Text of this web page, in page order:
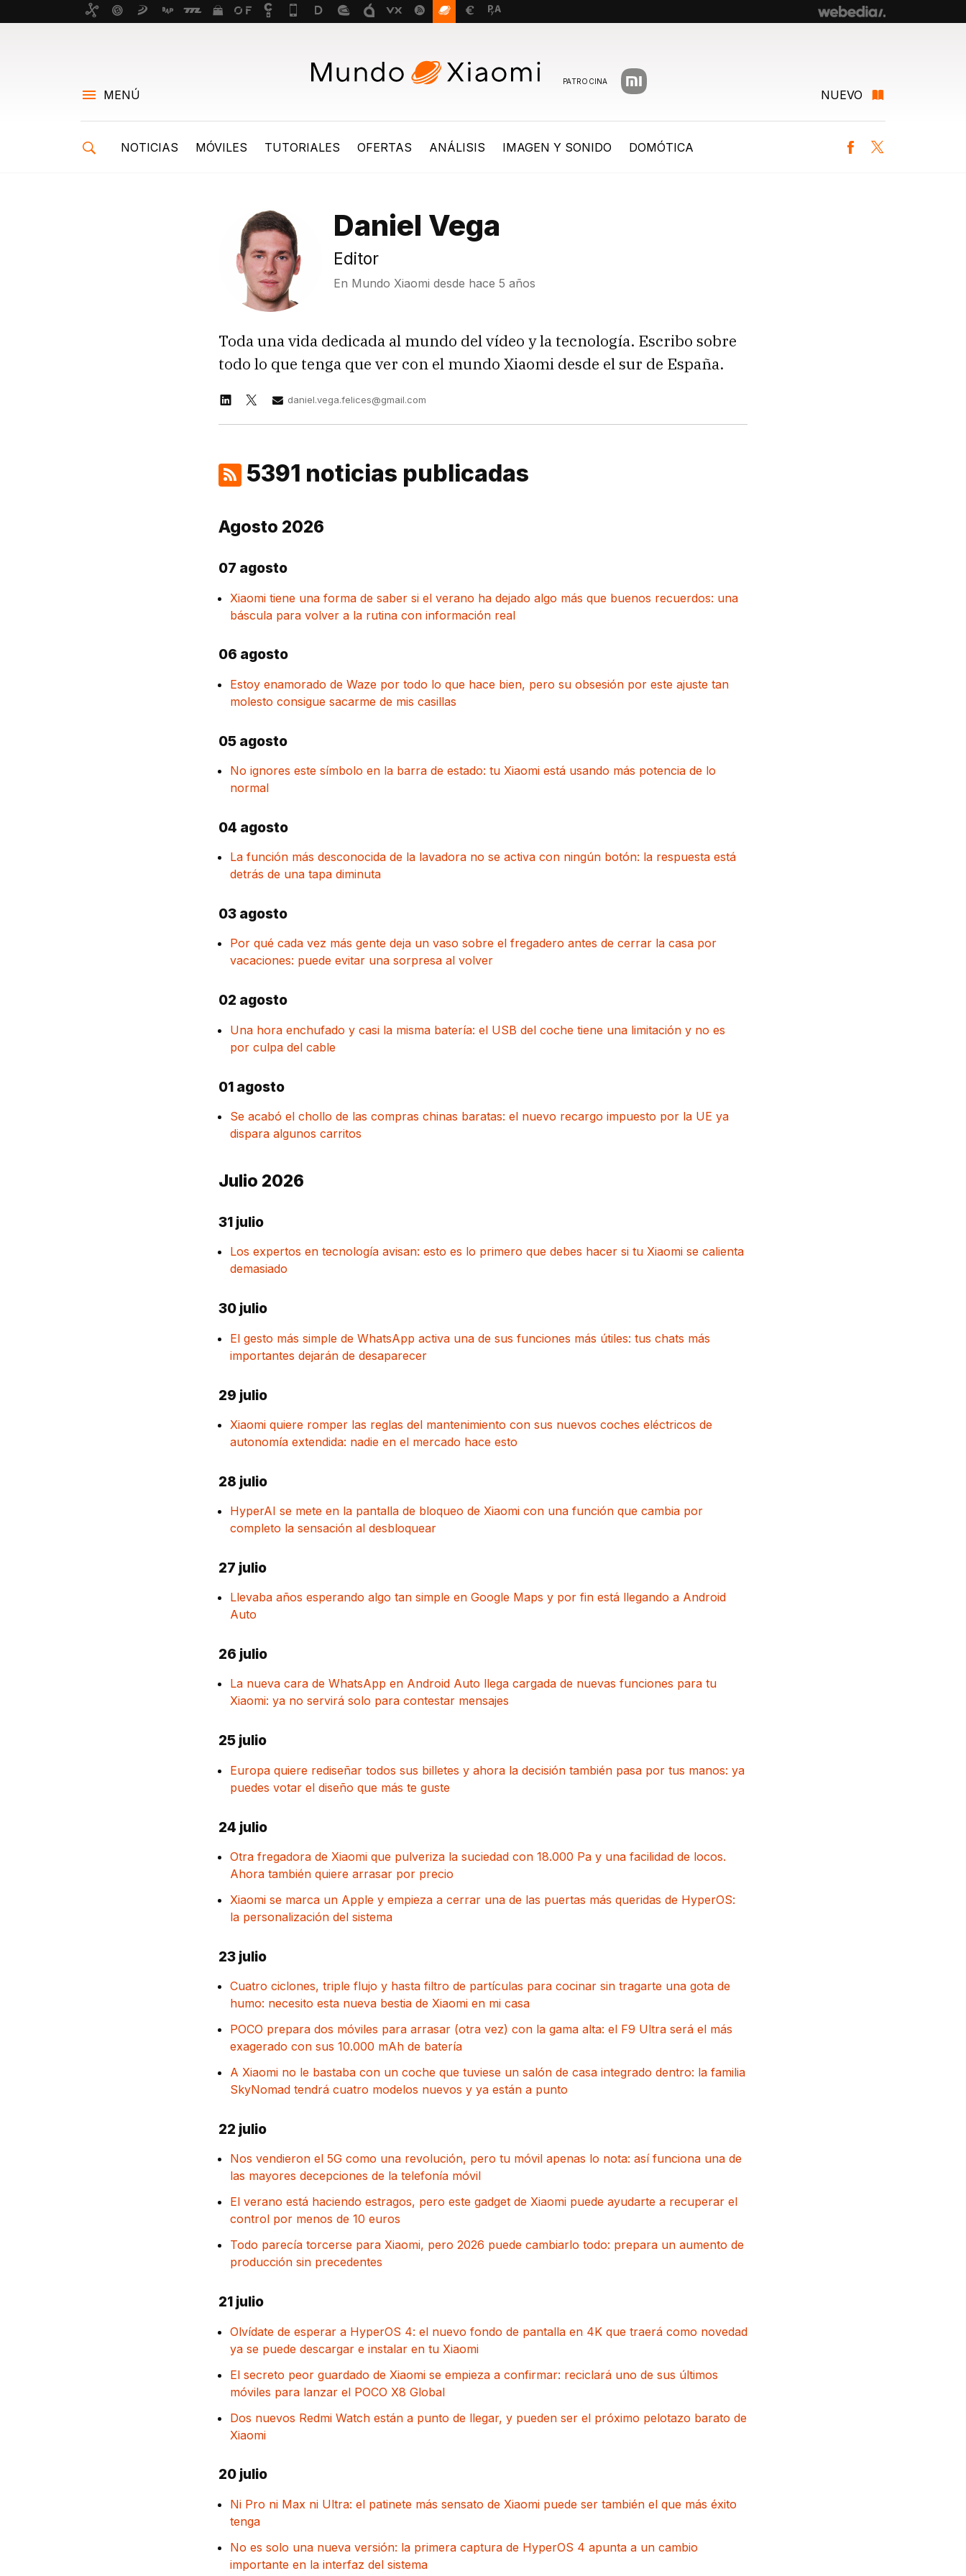
PATROCINA
MENÚ NUEVO
NOTICIAS MÓVILES TUTORIALES OFERTAS ANÁLISIS IMAGEN Y SONIDO DOMÓTICA Facebook
Daniel Vega
Editor
En Mundo Xiaomi desde hace 5 años
Toda una vida dedicada al mundo del vídeo y la tecnología. Escribo sobre
todo lo que tenga que ver con el mundo Xiaomi desde el sur de España.
daniel.vega.felices@gmail.com
5391 noticias publicadas
Agosto 2026
07 agosto
Xiaomi tiene una forma de saber si el verano ha dejado algo más que buenos recuerdos: una
báscula para volver a la rutina con información real
06 agosto
Estoy enamorado de Waze por todo lo que hace bien, pero su obsesión por este ajuste tan
molesto consigue sacarme de mis casillas
05 agosto
No ignores este símbolo en la barra de estado: tu Xiaomi está usando más potencia de lo
normal
04 agosto
La función más desconocida de la lavadora no se activa con ningún botón: la respuesta está
detrás de una tapa diminuta
03 agosto
Por qué cada vez más gente deja un vaso sobre el fregadero antes de cerrar la casa por
vacaciones: puede evitar una sorpresa al volver
02 agosto
Una hora enchufado y casi la misma batería: el USB del coche tiene una limitación y no es
por culpa del cable
01 agosto
Se acabó el chollo de las compras chinas baratas: el nuevo recargo impuesto por la UE ya
dispara algunos carritos
Julio 2026
31 julio
Los expertos en tecnología avisan: esto es lo primero que debes hacer si tu Xiaomi se calienta
demasiado
30 julio
El gesto más simple de WhatsApp activa una de sus funciones más útiles: tus chats más
importantes dejarán de desaparecer
29 julio
Xiaomi quiere romper las reglas del mantenimiento con sus nuevos coches eléctricos de
autonomía extendida: nadie en el mercado hace esto
28 julio
HyperAI se mete en la pantalla de bloqueo de Xiaomi con una función que cambia por
completo la sensación al desbloquear
27 julio
Llevaba años esperando algo tan simple en Google Maps y por fin está llegando a Android
Auto
26 julio
La nueva cara de WhatsApp en Android Auto llega cargada de nuevas funciones para tu
Xiaomi: ya no servirá solo para contestar mensajes
25 julio
Europa quiere rediseñar todos sus billetes y ahora la decisión también pasa por tus manos: ya
puedes votar el diseño que más te guste
24 julio
Otra fregadora de Xiaomi que pulveriza la suciedad con 18.000 Pa y una facilidad de locos.
Ahora también quiere arrasar por precio
Xiaomi se marca un Apple y empieza a cerrar una de las puertas más queridas de HyperOS:
la personalización del sistema
23 julio
Cuatro ciclones, triple flujo y hasta filtro de partículas para cocinar sin tragarte una gota de
humo: necesito esta nueva bestia de Xiaomi en mi casa
POCO prepara dos móviles para arrasar (otra vez) con la gama alta: el F9 Ultra será el más
exagerado con sus 10.000 mAh de batería
A Xiaomi no le bastaba con un coche que tuviese un salón de casa integrado dentro: la familia
SkyNomad tendrá cuatro modelos nuevos y ya están a punto
22 julio
Nos vendieron el 5G como una revolución, pero tu móvil apenas lo nota: así funciona una de
las mayores decepciones de la telefonía móvil
El verano está haciendo estragos, pero este gadget de Xiaomi puede ayudarte a recuperar el
control por menos de 10 euros
Todo parecía torcerse para Xiaomi, pero 2026 puede cambiarlo todo: prepara un aumento de
producción sin precedentes
21 julio
Olvídate de esperar a HyperOS 4: el nuevo fondo de pantalla en 4K que traerá como novedad
ya se puede descargar e instalar en tu Xiaomi
El secreto peor guardado de Xiaomi se empieza a confirmar: reciclará uno de sus últimos
móviles para lanzar el POCO X8 Global
Dos nuevos Redmi Watch están a punto de llegar, y pueden ser el próximo pelotazo barato de
Xiaomi
20 julio
Ni Pro ni Max ni Ultra: el patinete más sensato de Xiaomi puede ser también el que más éxito
tenga
No es solo una nueva versión: la primera captura de HyperOS 4 apunta a un cambio
importante en la interfaz del sistema